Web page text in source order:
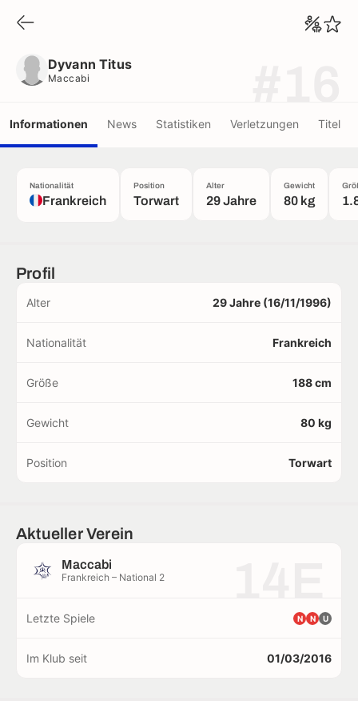
Dyvann Titus
Maccabi
Informationen News Statistiken Verletzungen Titel
Nationalität
Frankreich
Position
Torwart
Alter
29 Jahre
Gewicht
80 kg
Profil
Alter 29 Jahre (16/11/1996)
Nationalität Frankreich
Größe 188 cm
Gewicht 80 kg
Position Torwart
Aktueller Verein
Maccabi
Frankreich – National 2
Letzte Spiele N N U
Im Klub seit 01/03/2016